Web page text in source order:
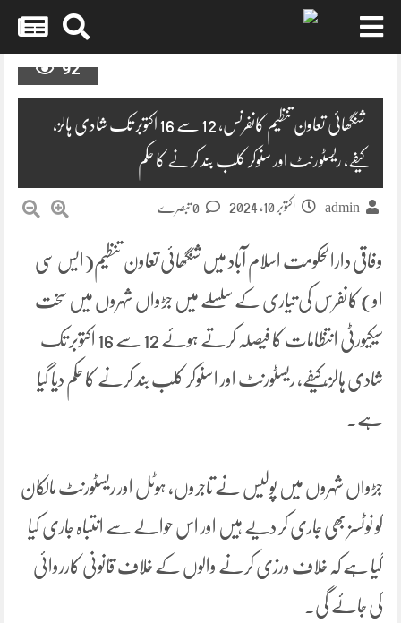
92
شنگھائی تعاون تنظیم کانفرنس، 12 سے 16 اکتوبر تک شادی ہالز،
کیفے، ریسٹورنٹ اور سنوکر کلب بند کرنے کا حکم
admin اکتوبر 10, 2024
وفاقی دارالحکومت اسلام آباد میں شنگھائی تعاون تنظیم(ایس سی
او) کانفرس کی تیاری کے سلسلے میں جڑواں شہروں میں سخت
سیکیورٹی انتظامات کا فیصلہ کرتے ہوئے 12 سے 16 اکتوبر تک
شادی ہالز، کیفے، ریسٹورنٹ اور اسنوکر کلب بند کرنے کا حکم دیا گیا
ہے۔
جڑواں شہروں میں پولیس نے تاجروں، ہوٹل اور ریسٹورنٹ مالکان
کو نوٹسز بھی جاری کر دیے ہیں اور اس حوالے سے انتباہ جاری کیا
گیا ہے کہ خلاف ورزی کرنے والوں کے خلاف قانونی کارروائی
کی جائے گی۔